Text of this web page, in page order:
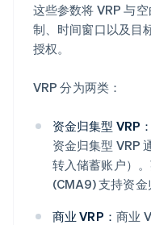
这些参数将 VRP 与
制、时间窗口以及目
授权。
VRP 分为两类：
资金归集型 VRP：
资金归集型 VRP
转入储蓄账户）
(CMA9) 支持资金
商业 VRP： 商业